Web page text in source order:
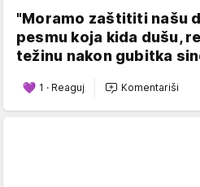
"Moramo zaštititi našu
pesmu koja kida dušu,
težinu nakon gubitka
1 · Reaguj Komentariši